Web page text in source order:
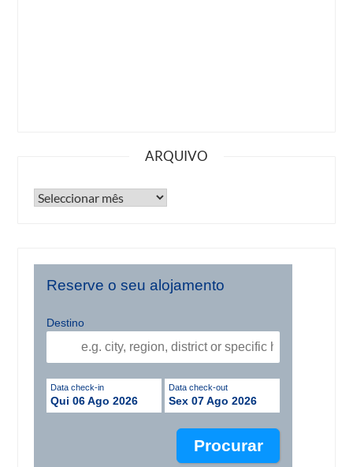
ARQUIVO
Reserve o seu alojamento
Destino
Data check-in
Qui 06 Ago 2026
Data check-out
Sex 07 Ago 2026